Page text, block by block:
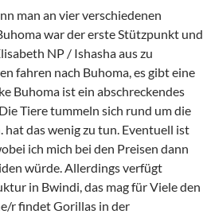
man an vier verschiedenen
war der erste Stützpunkt und
NP / Ishasha aus zu
fahren nach Buhoma, es gibt eine
Buhoma ist ein abschreckendes
Tiere tummeln sich rund um die
hat das wenig zu tun. Eventuell ist
ich mich bei den Preisen dann
würde. Allerdings verfügt
in Bwindi, das mag für Viele den
r findet Gorillas in der